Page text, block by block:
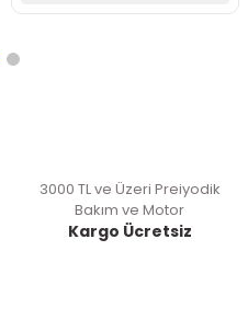
3000 TL ve Üzeri Preiyodik
Bakım ve Motor
Kargo Ücretsiz